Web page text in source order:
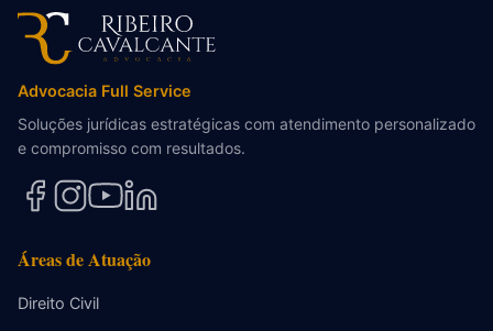
Advocacia Full Service
Soluções jurídicas estratégicas com atendimento personalizado
e compromisso com resultados.
Áreas de Atuação
Direito Civil